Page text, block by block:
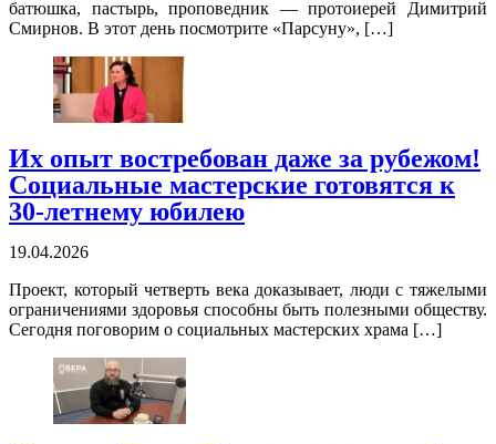
батюшка, пастырь, проповедник — протоиерей Димитрий
Смирнов. В этот день посмотрите «Парсуну», […]
Их опыт востребован даже за рубежом!
Социальные мастерские готовятся к
30-летнему юбилею
19.04.2026
Проект, который четверть века доказывает, люди с тяжелыми
ограничениями здоровья способны быть полезными обществу.
Сегодня поговорим о социальных мастерских храма […]